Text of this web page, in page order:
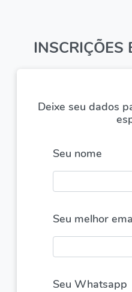
INSCRIÇÕES
Deixe seu dados
Seu nome
Seu melhor
Seu Whatsapp